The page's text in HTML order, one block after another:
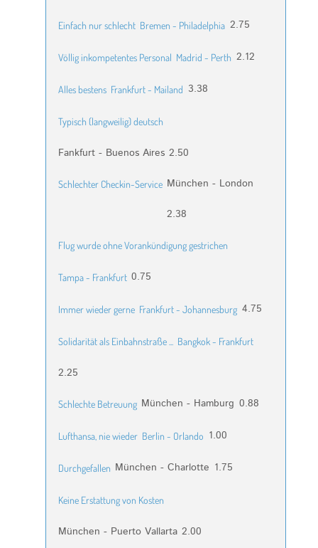
Einfach nur schlecht Bremen - Philadelphia 2.75
Völlig inkompetentes Personal Madrid - Perth 2.12
Alles bestens Frankfurt - Mailand 3.38
Typisch (langweilig) deutsch
Fankfurt - Buenos Aires 2.50
Schlechter Checkin-Service München - London
2.38
Flug wurde ohne Vorankündigung gestrichen
Tampa - Frankfurt 0.75
Immer wieder gerne Frankfurt - Johannesburg 4.75
Solidarität als Einbahnstraße ... Bangkok - Frankfurt
2.25
Schlechte Betreuung München - Hamburg 0.88
Lufthansa, nie wieder Berlin - Orlando 1.00
Durchgefallen München - Charlotte 1.75
Keine Erstattung von Kosten
München - Puerto Vallarta 2.00